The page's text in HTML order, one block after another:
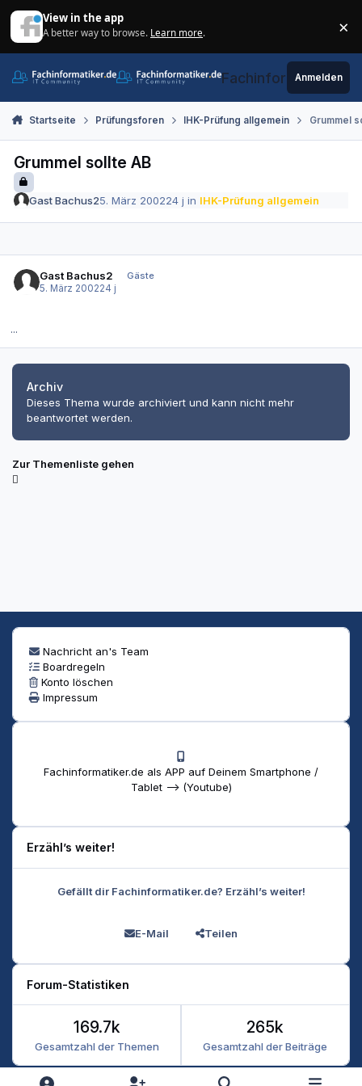
View in the app
A better way to browse. Learn more. ×
Fachinformatiker.de
Anmelden
Startseite Prüfungsforen IHK-Prüfung allgemein Grummel
Grummel sollte AB
Gast Bachus25. März 200224 j in IHK-Prüfung allgemein
Gast Bachus2
Gäste
5. März 200224 j
...
Archiv
Dieses Thema wurde archiviert und kann nicht mehr
beantwortet werden.
Zur Themenliste gehen
Nachricht an's Team
Boardregeln
Konto löschen
Impressum
Fachinformatiker.de als APP auf Deinem Smartphone /
Tablet --> (Youtube)
Erzähl’s weiter!
Gefällt dir Fachinformatiker.de? Erzähl’s weiter!
E-Mail Teilen
Forum-Statistiken
Gesamtzahl der Themen
169.7k
Gesamtzahl der Beiträge
265k